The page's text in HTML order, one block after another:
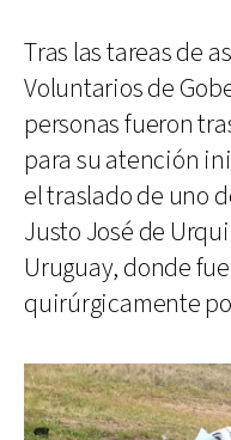
Tras las tareas de
Voluntarios de
personas fueron
para su atención
el traslado de uno
Justo José de
Uruguay, donde
quirúrgicamente